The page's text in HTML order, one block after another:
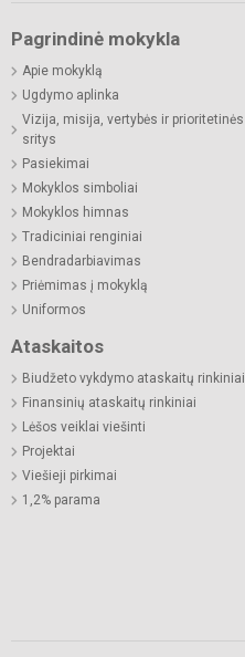
Pagrindinė mokykla
Apie mokyklą
Ugdymo aplinka
Vizija, misija, vertybės ir prioritetinės
sritys
Pasiekimai
Mokyklos simboliai
Mokyklos himnas
Tradiciniai renginiai
Bendradarbiavimas
Priėmimas į mokyklą
Uniformos
Ataskaitos
Biudžeto vykdymo ataskaitų rinkiniai
Finansinių ataskaitų rinkiniai
Lėšos veiklai viešinti
Projektai
Viešieji pirkimai
1,2% parama